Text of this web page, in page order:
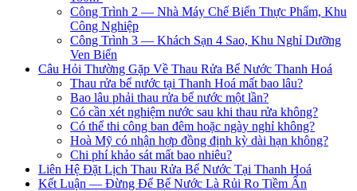
Công Trình 2 — Nhà Máy Chế Biến Thực Phẩm, Khu
Công Nghiệp
Công Trình 3 — Khách Sạn 4 Sao, Khu Nghỉ Dưỡng
Ven Biển
Câu Hỏi Thường Gặp Về Thau Rửa Bể Nước Thanh Hoá
Thau rửa bể nước tại Thanh Hoá mất bao lâu?
Bao lâu phải thau rửa bể nước một lần?
Có cần xét nghiệm nước sau khi thau rửa không?
Có thể thi công ban đêm hoặc ngày nghỉ không?
Hoà Mỹ có nhận hợp đồng định kỳ dài hạn không?
Chi phí khảo sát mất bao nhiêu?
Liên Hệ Đặt Lịch Thau Rửa Bể Nước Tại Thanh Hoá
Kết Luận — Đừng Để Bể Nước Là Rủi Ro Tiềm Ẩn